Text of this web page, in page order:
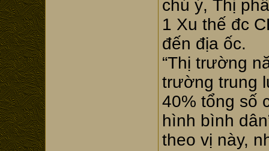
chú ý, Thị
1 Xu thế đc
đến địa ốc.
“Thị trường
trường trung
40% tổng số
hình bình
theo vị này,